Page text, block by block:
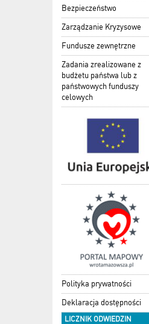
Bezpieczeństwo
Zarządzanie Kryzysowe
Fundusze zewnętrzne
Zadania zrealizowane z
budżetu państwa lub z
państwowych funduszy
celowych
Polityka prywatności
Deklaracja dostępności
LICZNIK ODWIEDZIN